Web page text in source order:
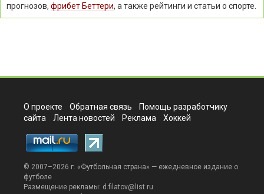
прогнозов, фрибет Беттери, а также рейтинги и статьи о спорте.
О проекте Обратная связь
Помощь разработчику
сайта
Лента новостей Реклама Хоккей
© 2007–2026 г. «Футбольная страна» — ежедневное издание о
футболе
Размещение рекламы: d.filatov@list.ru